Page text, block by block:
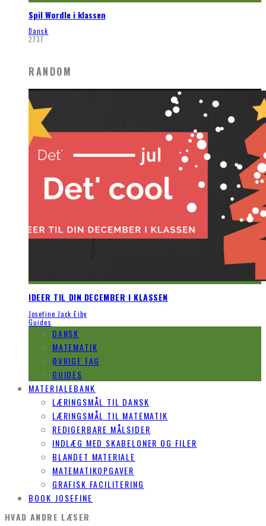
Spil Wordle i klassen
Dansk
2737
RANDOM
IDEER TIL DIN DECEMBER I KLASSEN
Josefine Jack Eiby
Guides
DANSK
MATEMATIK
ØVRIGE FAG
GUIDES
MATERIALEBANK
LÆRINGSMÅL TIL DANSK
LÆRINGSMÅL TIL MATEMATIK
REDIGERBARE MÅLSIDER
INDLÆG MED SKABELONER OG FILER
BLANDET MATERIALE
MATEMATIKOPGAVER
GRAFISK FACILITERING
BOOK JOSEFINE
HVAD ANDRE LÆSER